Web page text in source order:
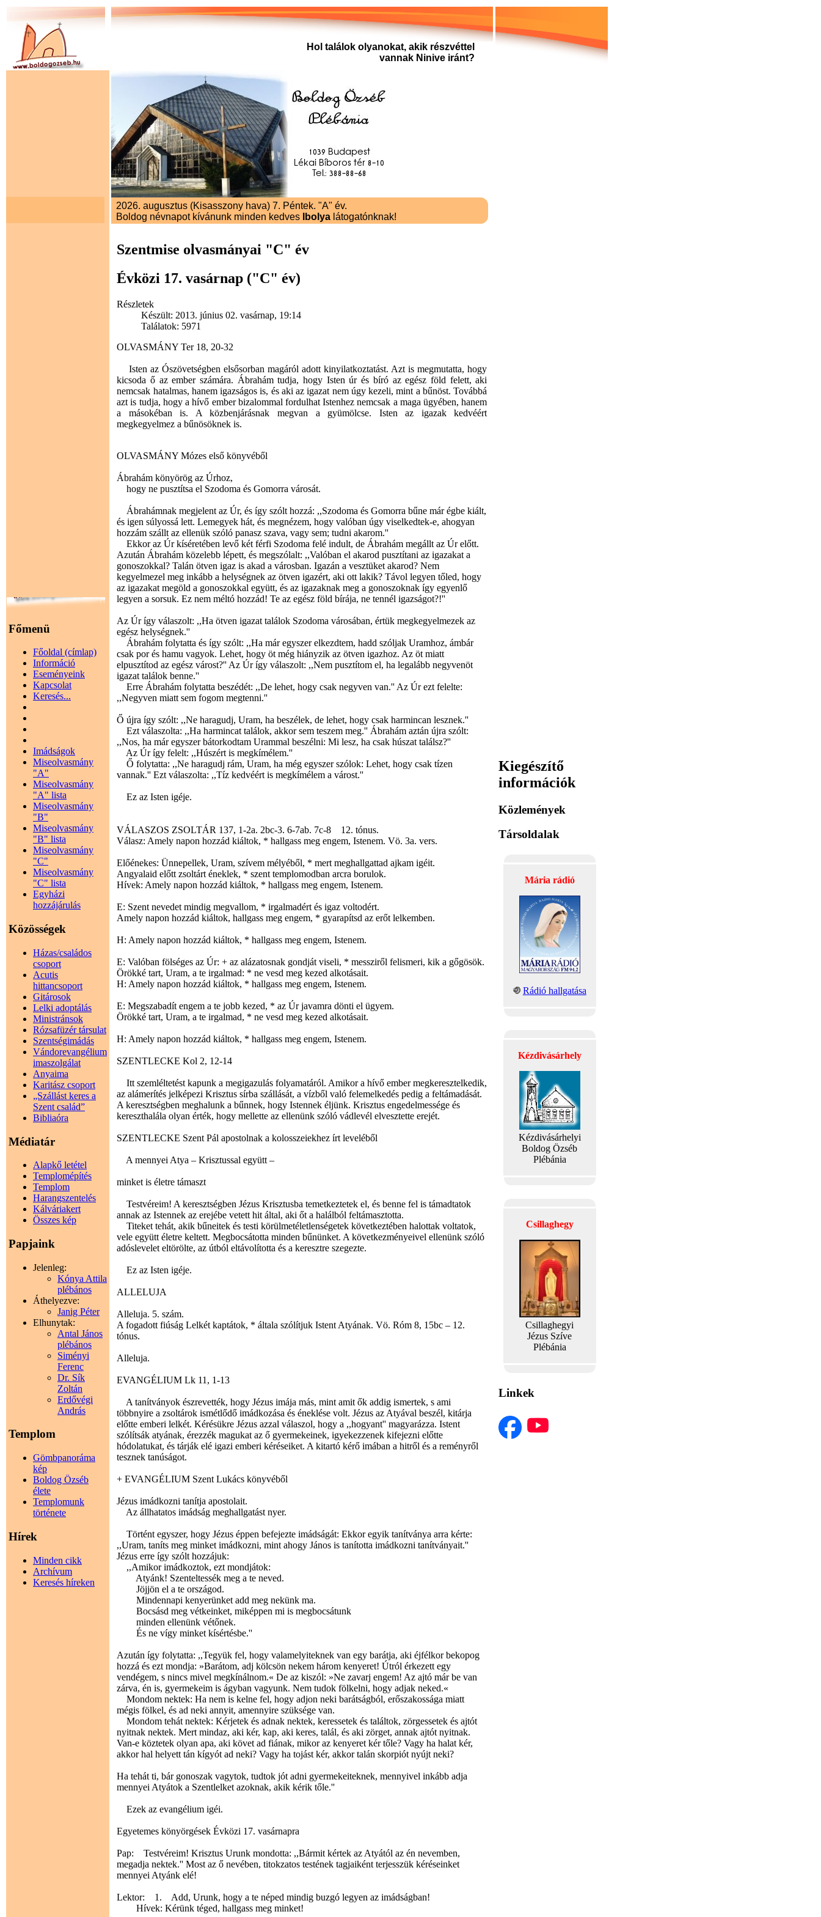
Hol találok olyanokat, akik részvéttel
vannak Ninive iránt?
Főmenü
Főoldal (címlap)
Információ
Eseményeink
Kapcsolat
Keresés...
Imádságok
Miseolvasmány
"A"
Miseolvasmány
"A" lista
Miseolvasmány
"B"
Miseolvasmány
"B" lista
Miseolvasmány
"C"
Miseolvasmány
"C" lista
Egyházi
hozzájárulás
Közösségek
Házas/családos
csoport
Acutis
hittancsoport
Gitárosok
Lelki adoptálás
Ministránsok
Rózsafüzér társulat
Szentségimádás
Vándorevangélium
imaszolgálat
Anyaima
Karitász csoport
„Szállást keres a
Szent család”
Bibliaóra
Médiatár
Alapkő letétel
Templomépítés
Templom
Harangszentelés
Kálváriakert
Összes kép
Papjaink
Jelenleg:
Kónya Attila
plébános
Áthelyezve:
Janig Péter
Elhunytak:
Antal János
plébános
Siményi
Ferenc
Dr. Sík
Zoltán
Erdővégi
András
Templom
Gömbpanoráma
kép
Boldog Özséb
élete
Templomunk
története
Hírek
Minden cikk
Archívum
Keresés híreken
2026. augusztus (Kisasszony hava) 7. Péntek. "A" év.
Boldog névnapot kívánunk minden kedves
Ibolya látogatónknak!
Szentmise olvasmányai "C" év
Évközi 17. vasárnap ("C" év)
Részletek
Készült: 2013. június 02. vasárnap, 19:14
Találatok: 5971
OLVASMÁNY Ter 18, 20-32
Isten az Ószövetségben elsősorban magáról adott kinyilatkoztatást. Azt is megmutatta, hogy
kicsoda ő az ember számára. Ábrahám tudja, hogy Isten úr és bíró az egész föld felett, aki
nemcsak hatalmas, hanem igazságos is, és aki az igazat nem úgy kezeli, mint a bűnöst. Továbbá
azt is tudja, hogy a hívő ember bizalommal fordulhat Istenhez nemcsak a maga ügyében, hanem
a másokéban is. A közbenjárásnak megvan a gyümölcse. Isten az igazak kedvéért
megkegyelmez a bűnösöknek is.
OLVASMÁNY Mózes első könyvéből
Ábrahám könyörög az Úrhoz,
hogy ne pusztítsa el Szodoma és Gomorra városát.
Ábrahámnak megjelent az Úr, és így szólt hozzá: ,,Szodoma és Gomorra bűne már égbe kiált,
és igen súlyossá lett. Lemegyek hát, és megnézem, hogy valóban úgy viselkedtek-e, ahogyan
hozzám szállt az ellenük szóló panasz szava, vagy sem; tudni akarom.''
Ekkor az Úr kíséretében levő két férfi Szodoma felé indult, de Ábrahám megállt az Úr előtt.
Azután Ábrahám közelebb lépett, és megszólalt: ,,Valóban el akarod pusztítani az igazakat a
gonoszokkal? Talán ötven igaz is akad a városban. Igazán a vesztüket akarod? Nem
kegyelmezel meg inkább a helységnek az ötven igazért, aki ott lakik? Távol legyen tőled, hogy
az igazakat megöld a gonoszokkal együtt, és az igazaknak meg a gonoszoknak így egyenlő
legyen a sorsuk. Ez nem méltó hozzád! Te az egész föld bírája, ne tennél igazságot?!''
Az Úr így válaszolt: ,,Ha ötven igazat találok Szodoma városában, értük megkegyelmezek az
egész helységnek.''
Ábrahám folytatta és így szólt: ,,Ha már egyszer elkezdtem, hadd szóljak Uramhoz, ámbár
csak por és hamu vagyok. Lehet, hogy öt még hiányzik az ötven igazhoz. Az öt miatt
elpusztítod az egész várost?'' Az Úr így válaszolt: ,,Nem pusztítom el, ha legalább negyvenöt
igazat találok benne.''
Erre Ábrahám folytatta beszédét: ,,De lehet, hogy csak negyven van.'' Az Úr ezt felelte:
,,Negyven miatt sem fogom megtenni.''
Ő újra így szólt: ,,Ne haragudj, Uram, ha beszélek, de lehet, hogy csak harmincan lesznek.''
Ezt válaszolta: ,,Ha harmincat találok, akkor sem teszem meg.'' Ábrahám aztán újra szólt:
,,Nos, ha már egyszer bátorkodtam Urammal beszélni: Mi lesz, ha csak húszat találsz?''
Az Úr így felelt: ,,Húszért is megkímélem.''
Ő folytatta: ,,Ne haragudj rám, Uram, ha még egyszer szólok: Lehet, hogy csak tízen
vannak.'' Ezt válaszolta: ,,Tíz kedvéért is megkímélem a várost.''
Ez az Isten igéje.
VÁLASZOS ZSOLTÁR 137, 1-2a. 2bc-3. 6-7ab. 7c-8 12. tónus.
Válasz: Amely napon hozzád kiáltok, * hallgass meg engem, Istenem. Vö. 3a. vers.
Előénekes: Ünnepellek, Uram, szívem mélyéből, * mert meghallgattad ajkam igéit.
Angyalaid előtt zsoltárt éneklek, * szent templomodban arcra borulok.
Hívek: Amely napon hozzád kiáltok, * hallgass meg engem, Istenem.
E: Szent nevedet mindig megvallom, * irgalmadért és igaz voltodért.
Amely napon hozzád kiáltok, hallgass meg engem, * gyarapítsd az erőt lelkemben.
H: Amely napon hozzád kiáltok, * hallgass meg engem, Istenem.
E: Valóban fölséges az Úr: + az alázatosnak gondját viseli, * messziről felismeri, kik a gőgösök.
Örökké tart, Uram, a te irgalmad: * ne vesd meg kezed alkotásait.
H: Amely napon hozzád kiáltok, * hallgass meg engem, Istenem.
E: Megszabadít engem a te jobb kezed, * az Úr javamra dönti el ügyem.
Örökké tart, Uram, a te irgalmad, * ne vesd meg kezed alkotásait.
H: Amely napon hozzád kiáltok, * hallgass meg engem, Istenem.
SZENTLECKE Kol 2, 12-14
Itt szemléltetést kapunk a megigazulás folyamatáról. Amikor a hívő ember megkeresztelkedik,
az alámerítés jelképezi Krisztus sírba szállását, a vízből való felemelkedés pedig a feltámadását.
A keresztségben meghalunk a bűnnek, hogy Istennek éljünk. Krisztus engedelmessége és
kereszthalála olyan érték, hogy mellette az ellenünk szóló vádlevél elvesztette erejét.
SZENTLECKE Szent Pál apostolnak a kolosszeiekhez írt leveléből
A mennyei Atya – Krisztussal együtt –
minket is életre támaszt
Testvéreim! A keresztségben Jézus Krisztusba temetkeztetek el, és benne fel is támadtatok
annak az Istennek az erejébe vetett hit által, aki őt a halálból feltámasztotta.
Titeket tehát, akik bűneitek és testi körülmetéletlenségetek következtében halottak voltatok,
vele együtt életre keltett. Megbocsátotta minden bűnünket. A következményeivel ellenünk szóló
adóslevelet eltörölte, az útból eltávolította és a keresztre szegezte.
Ez az Isten igéje.
ALLELUJA
Alleluja. 5. szám.
A fogadott fiúság Lelkét kaptátok, * általa szólítjuk Istent Atyának. Vö. Róm 8, 15bc – 12.
tónus.
Alleluja.
EVANGÉLIUM Lk 11, 1-13
A tanítványok észrevették, hogy Jézus imája más, mint amit ők addig ismertek, s ami
többnyire a zsoltárok ismétlődő imádkozása és éneklése volt. Jézus az Atyával beszél, kitárja
előtte emberi lelkét. Kérésükre Jézus azzal válaszol, hogy a ,,hogyant'' magyarázza. Istent
szólítsák atyának, érezzék magukat az ő gyermekeinek, igyekezzenek kifejezni előtte
hódolatukat, és tárják elé igazi emberi kéréseiket. A kitartó kérő imában a hitről és a reményről
tesznek tanúságot.
+ EVANGÉLIUM Szent Lukács könyvéből
Jézus imádkozni tanítja apostolait.
Az állhatatos imádság meghallgatást nyer.
Történt egyszer, hogy Jézus éppen befejezte imádságát: Ekkor egyik tanítványa arra kérte:
,,Uram, taníts meg minket imádkozni, mint ahogy János is tanította imádkozni tanítványait.''
Jézus erre így szólt hozzájuk:
,,Amikor imádkoztok, ezt mondjátok:
Atyánk! Szenteltessék meg a te neved.
Jöjjön el a te országod.
Mindennapi kenyerünket add meg nekünk ma.
Bocsásd meg vétkeinket, miképpen mi is megbocsátunk
minden ellenünk vétőnek.
És ne vígy minket kísértésbe.''
Azután így folytatta: ,,Tegyük fel, hogy valamelyiteknek van egy barátja, aki éjfélkor bekopog
hozzá és ezt mondja: »Barátom, adj kölcsön nekem három kenyeret! Útról érkezett egy
vendégem, s nincs mivel megkínálnom.« De az kiszól: »Ne zavarj engem! Az ajtó már be van
zárva, én is, gyermekeim is ágyban vagyunk. Nem tudok fölkelni, hogy adjak neked.«
Mondom nektek: Ha nem is kelne fel, hogy adjon neki barátságból, erőszakossága miatt
mégis fölkel, és ad neki annyit, amennyire szüksége van.
Mondom tehát nektek: Kérjetek és adnak nektek, keressetek és találtok, zörgessetek és ajtót
nyitnak nektek. Mert mindaz, aki kér, kap, aki keres, talál, és aki zörget, annak ajtót nyitnak.
Van-e köztetek olyan apa, aki követ ad fiának, mikor az kenyeret kér tőle? Vagy ha halat kér,
akkor hal helyett tán kígyót ad neki? Vagy ha tojást kér, akkor talán skorpiót nyújt neki?
Ha tehát ti, bár gonoszak vagytok, tudtok jót adni gyermekeiteknek, mennyivel inkább adja
mennyei Atyátok a Szentlelket azoknak, akik kérik tőle.''
Ezek az evangélium igéi.
Egyetemes könyörgések Évközi 17. vasárnapra
Pap: Testvéreim! Krisztus Urunk mondotta: ,,Bármit kértek az Atyától az én nevemben,
megadja nektek.'' Most az ő nevében, titokzatos testének tagjaiként terjesszük kéréseinket
mennyei Atyánk elé!
Lektor: 1. Add, Urunk, hogy a te néped mindig buzgó legyen az imádságban!
Hívek: Kérünk téged, hallgass meg minket!
Kiegészítő
információk
Közlemények
Társoldalak
Mária rádió
Rádió hallgatása
Kézdivásárhely
Kézdivásárhelyi
Boldog Özséb
Plébánia
Csillaghegy
Csillaghegyi
Jézus Szíve
Plébánia
Linkek